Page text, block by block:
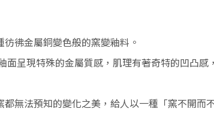
彷彿金屬銅變色般的窯變釉料。
面呈現特殊的金屬質感，肌理有著奇特的凹凸感
無法預知的變化之美，給人以一種「窯不開而